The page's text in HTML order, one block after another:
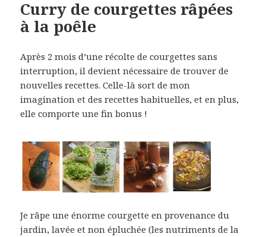
Curry de courgettes râpées
à la poêle
Après 2 mois d’une récolte de courgettes sans
interruption, il devient nécessaire de trouver de
nouvelles recettes. Celle-là sort de mon
imagination et des recettes habituelles, et en plus,
elle comporte une fin bonus !
Je râpe une énorme courgette en provenance du
jardin, lavée et non épluchée (les nutriments de la